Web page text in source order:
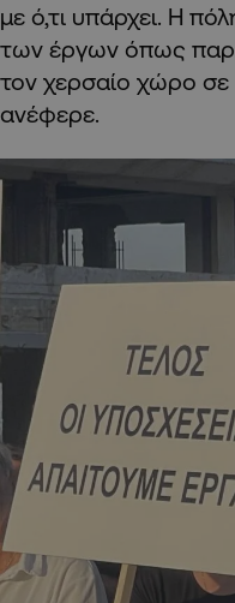
με ό,τι υπάρχει. Η
των έργων όπως
τον χερσαίο χώρο σε
ανέφερε.